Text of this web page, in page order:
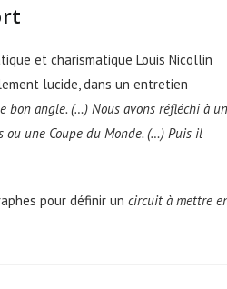
et charismatique Louis Nicollin
lucide, dans un entretien
bon angle. (…) Nous avons réfléchi à un
ou une Coupe du Monde. (…) Puis il
pour définir un circuit à mettre